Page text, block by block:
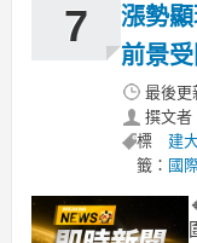
7
漲勢
前景受
最後更
撰文者
標
籤：
建
國